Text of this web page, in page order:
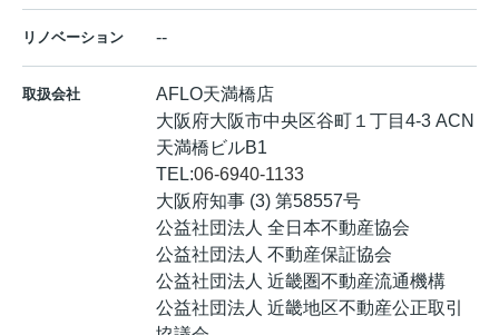
リノベーション --
取扱会社
AFLO天満橋店
大阪府大阪市中央区谷町１丁目4-3 ACN
天満橋ビルB1
TEL:06-6940-1133
大阪府知事 (3) 第58557号
公益社団法人 全日本不動産協会
公益社団法人 不動産保証協会
公益社団法人 近畿圏不動産流通機構
公益社団法人 近畿地区不動産公正取引